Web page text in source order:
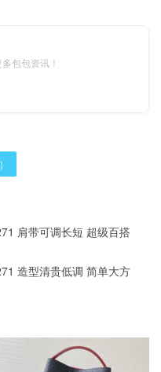
包包资讯！
)
肩带可调长短 超级百搭
造型清贵低调 简单大方